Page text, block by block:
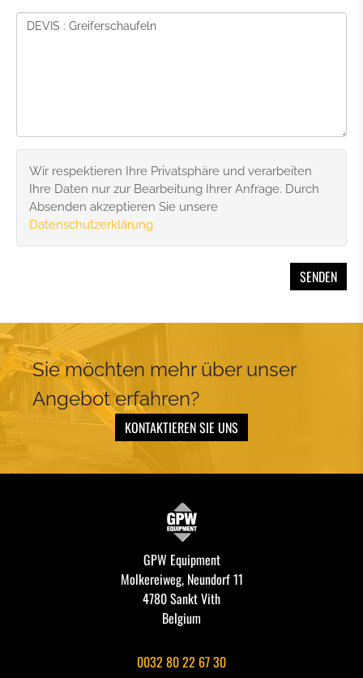
Wir respektieren Ihre Privatsphäre und verarbeiten
Ihre Daten nur zur Bearbeitung Ihrer Anfrage. Durch
Absenden akzeptieren Sie unsere
Datenschutzerklärung
Sie möchten mehr über unser
Angebot erfahren?
KONTAKTIEREN SIE UNS
GPW Equipment
Molkereiweg, Neundorf 11
4780 Sankt Vith
Belgium
0032 80 22 67 30